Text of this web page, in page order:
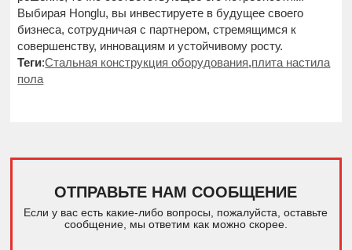
Выбирая Honglu, вы инвестируете в будущее своего
бизнеса, сотрудничая с партнером, стремящимся к
совершенству, инновациям и устойчивому росту.
Теги:Стальная конструкция оборудования,плита настила
пола
ОТПРАВЬТЕ НАМ СООБЩЕНИЕ
Если у вас есть какие-либо вопросы, пожалуйста, оставьте
сообщение, мы ответим как можно скорее.